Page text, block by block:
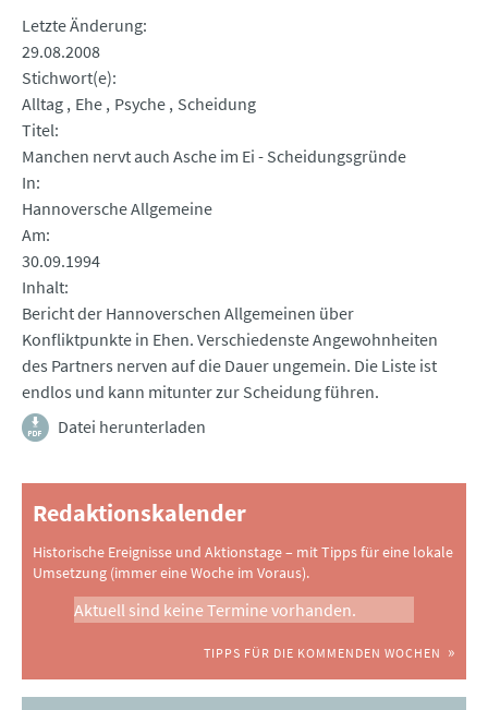
Letzte Änderung
29.08.2008
Stichwort(e)
Alltag Ehe Psyche Scheidung
Titel
Manchen nervt auch Asche im Ei - Scheidungsgründe
In
Hannoversche Allgemeine
Am
30.09.1994
Inhalt
Bericht der Hannoverschen Allgemeinen über
Konfliktpunkte in Ehen. Verschiedenste Angewohnheiten
des Partners nerven auf die Dauer ungemein. Die Liste ist
endlos und kann mitunter zur Scheidung führen.
Datei herunterladen
Redaktionskalender
Historische Ereignisse und Aktionstage – mit Tipps für eine lokale
Umsetzung (immer eine Woche im Voraus).
Aktuell sind keine Termine vorhanden.
TIPPS FÜR DIE KOMMENDEN WOCHEN